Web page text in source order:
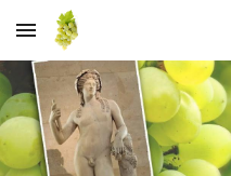
Skip to main content